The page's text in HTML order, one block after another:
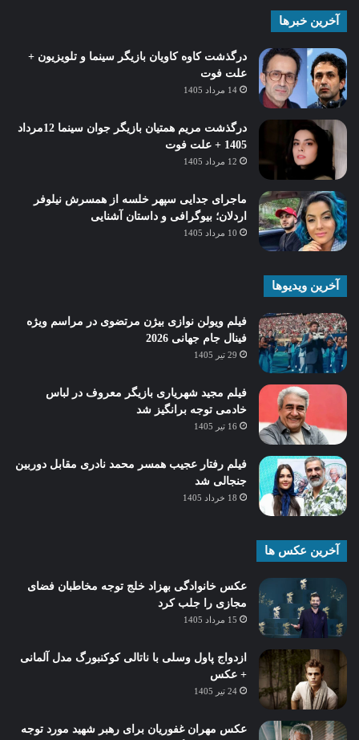
آخرین خبرها
درگذشت کاوه کاویان بازیگر سینما و تلویزیون +
علت فوت
14 مرداد 1405
درگذشت مریم همتیان بازیگر جوان سینما 12مرداد
1405 + علت فوت
12 مرداد 1405
ماجرای جدایی سپهر خلسه از همسرش نیلوفر
اردلان؛ بیوگرافی و داستان آشنایی
10 مرداد 1405
آخرین ویدیوها
فیلم ویولن نوازی بیژن مرتضوی در مراسم ویژه
فینال جام جهانی 2026
29 تیر 1405
فیلم مجید شهریاری بازیگر معروف در لباس
خادمی توجه برانگیز شد
16 تیر 1405
فیلم رفتار عجیب همسر محمد نادری مقابل دوربین
جنجالی شد
18 خرداد 1405
آخرین عکس ها
عکس خانوادگی بهزاد خلج توجه مخاطبان فضای
مجازی را جلب کرد
15 مرداد 1405
ازدواج پاول وسلی با ناتالی کوکنبورگ مدل آلمانی
+ عکس
24 تیر 1405
عکس مهران غفوریان برای رهبر شهید مورد توجه